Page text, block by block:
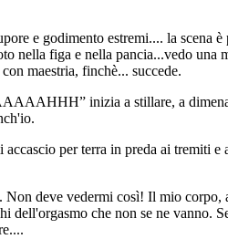
e godimento estremi.... la scena
nella figa e nella pancia...vedo
maestria, finchè... succede.
inizia a stillare, a
per terra in preda ai tremiti
deve vedermi così! Il mio
che non se ne vanno.